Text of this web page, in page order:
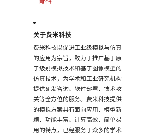
关于费米科技
费米科技以促进工业级模拟与仿真
的应用为宗旨，致力于推广基于原
子级别模拟技术和基于图像模型的
仿真技术，为学术和工业研究机构
提供研发咨询、软件部署、技术攻
关等全方位的服务。费米科技提供
的模拟方案具有面向应用、模型新
颖、功能丰富、计算高效、简单易
用的特点，已经服务于众多的学术